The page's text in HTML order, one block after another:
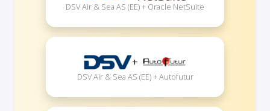
DSV Air & Sea AS (EE) + Oracle NetSuite
+
DSV Air & Sea AS (EE) + Autofutur